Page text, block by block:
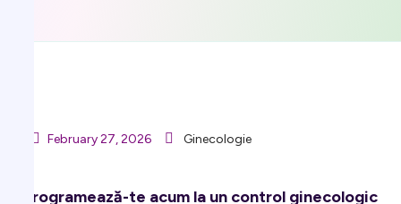
February 27, 2026 Ginecologie
Programează-te acum la un control ginecologic